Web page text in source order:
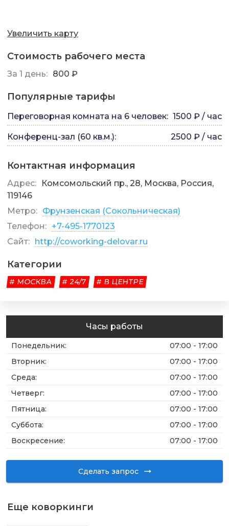
Увеличить карту
Стоимость рабочего места
За 1 день: 800 ₽
Популярные тарифы
Переговорная комната на 6 человек: 1500 ₽ / час
Конференц-зал (60 кв.м.): 2500 ₽ / час
Контактная информация
Адрес:
Комсомольский пр., 28, Москва, Россия,
119146
Метро: Фрунзенская (Сокольническая)
Телефон: +7-495-1770123
Сайт: http://coworking-delovar.ru
Категории
# МОСКВА # 24/7 # В ЦЕНТРЕ
Часы работы
Понедельник:
07:00 - 17:00
Вторник:
07:00 - 17:00
Среда:
07:00 - 17:00
Четверг:
07:00 - 17:00
Пятница:
07:00 - 17:00
Суббота:
07:00 - 17:00
Воскресение: 07:00 - 17:00
Сделать запрос
Еще коворкинги